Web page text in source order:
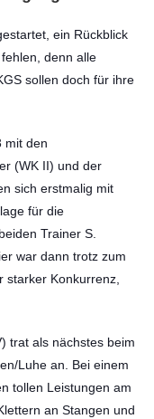
ein Rückblick
denn alle
sollen doch für ihre
mit den
(WK II) und der
sich erstmalig mit
für die
Trainer S.
war dann trotz zum
starker Konkurrenz,
trat als nächstes beim
Luhe an. Bei einem
tollen Leistungen am
an Stangen und